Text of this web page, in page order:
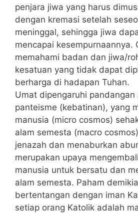
penjara jiwa yang harus
dengan kremasi setelah
meninggal, sehingga jiwa
mencapai kesempurnaannya.
memahami badan dan jiwa/
kesatuan yang tidak dapat
berharga di hadapan Tuhan.
Umat dipengaruhi pandangan
panteisme (kebatinan), yang
manusia (micro cosmos)
alam semesta (macro
jenazah dan menaburkan
merupakan upaya
manusia untuk bersatu dan
alam semesta. Paham
bertentangan dengan iman
setiap orang Katolik adalah